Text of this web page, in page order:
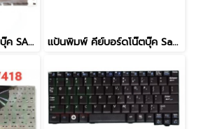
แป้นพิมพ์ คีย์บอร์ดโน๊ตบุ๊ค SAMSUNG NC140 NC10, ND10, N108, N140, NP10, NC310, N110 Laptop Keyboard แป้นพิมพ์ คีย์บอร์ดโน๊ตบุ๊ค Samsung NP370R5E, NP450R5E, NP470R5E, NP510R5E, 470R5E, 510R5E Laptop Keyboard มี Numpad